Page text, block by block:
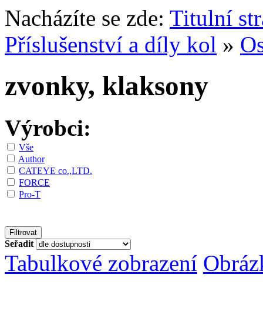
Nacházíte se zde: Titulní
Příslušenství a díly kol »
zvonky, klaksony
Výrobci:
Vše
Author
CATEYE co.,LTD.
FORCE
Pro-T
Seřadit
Tabulkové zobrazení